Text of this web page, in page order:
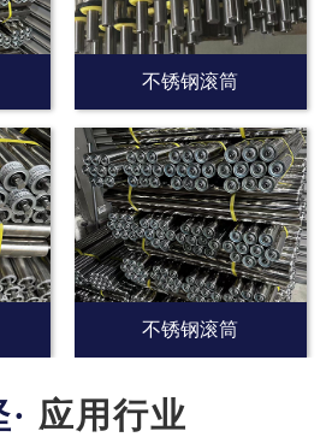
不锈钢滚筒
不锈钢滚筒
应用行业